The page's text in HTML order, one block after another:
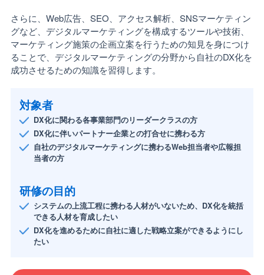
さらに、Web広告、SEO、アクセス解析、SNSマーケティン
グなど、デジタルマーケティングを構成するツールや技術、
マーケティング施策の企画立案を行うための知見を身につけ
ることで、デジタルマーケティングの分野から自社のDX化を
成功させるための知識を習得します。
対象者
DX化に関わる各事業部門のリーダークラスの方
DX化に伴いパートナー企業との打合せに携わる方
自社のデジタルマーケティングに携わるWeb担当者や広報担
当者の方
研修の目的
システムの上流工程に携わる人材がいないため、DX化を統括
できる人材を育成したい
DX化を進めるために自社に適した戦略立案ができるようにし
たい